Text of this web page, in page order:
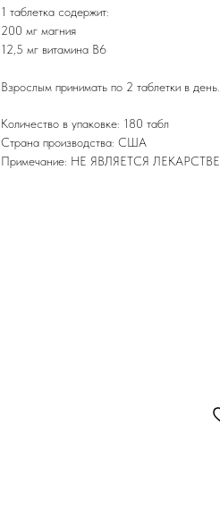
1 таблетка содержит:
200 мг магния
12,5 мг витамина B6
Взрослым принимать по 2 таблетки в день.
Количество в упаковке: 180 табл
Страна производства: США
Примечание: НЕ ЯВЛЯЕТСЯ